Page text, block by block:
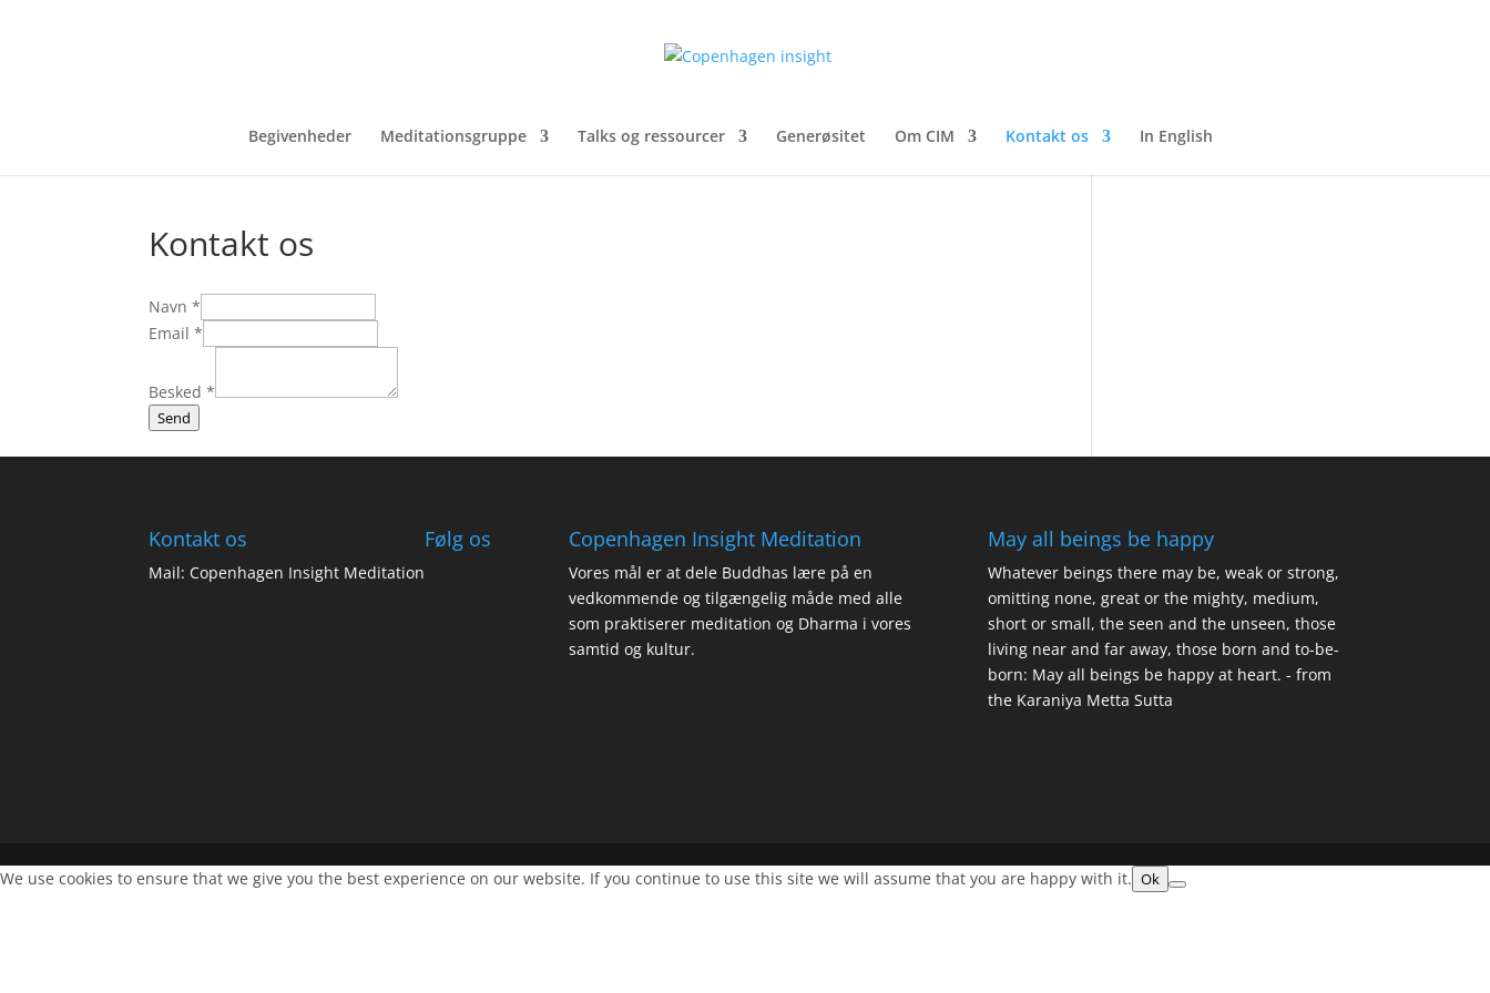
Begivenheder Meditationsgruppe Talks og ressourcer Generøsitet Om CIM Kontakt os In English
Kontakt os
Navn*
Email*
Besked*
Send
Kontakt os
Mail: Copenhagen Insight Meditation
Følg os Copenhagen Insight Meditation
Vores mål er at dele Buddhas lære på en
vedkommende og tilgængelig måde med alle
som praktiserer meditation og Dharma i vores
samtid og kultur.
May all beings be happy
Whatever beings there may be, weak or strong,
omitting none, great or the mighty, medium,
short or small, the seen and the unseen, those
living near and far away, those born and to-be-
born: May all beings be happy at heart. - from
the Karaniya Metta Sutta
We use cookies to ensure that we give you the best experience on our website. If you continue to use this site we will assume that you are happy with it. Ok